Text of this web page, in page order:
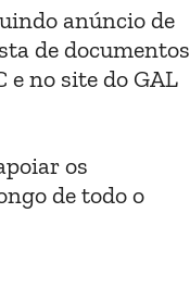
anúncio de
de documentos
no site do GAL
os
de todo o